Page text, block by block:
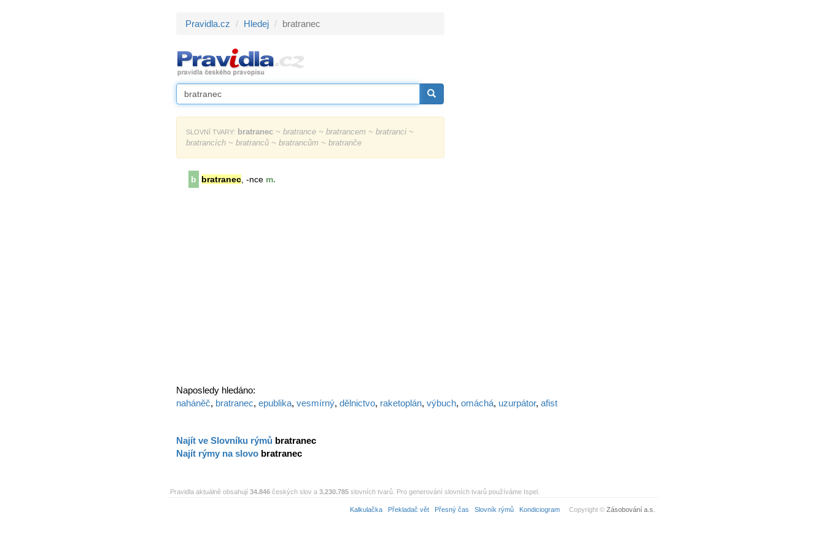
Pravidla.cz Hledej bratranec
SLOVNÍ TVARY: bratranec ~ bratrance ~ bratrancem ~ bratranci ~
bratrancích ~ bratranců ~ bratrancům ~ bratranče
b bratranec , -nce m.
Naposledy hledáno:
naháněč, bratranec, epublika, vesmírný, dělnictvo, raketoplán, výbuch, omáchá, uzurpátor, afist
Najít ve Slovníku rýmů bratranec
Najít rýmy na slovo bratranec
Pravidla aktuálně obsahují 34.846 českých slov a 3.230.785 slovních tvarů. Pro generování slovních tvarů používáme Ispel.
Kalkulačka Překladač vět Přesný čas Slovník rýmů Kondiciogram Copyright © Zásobování a.s.